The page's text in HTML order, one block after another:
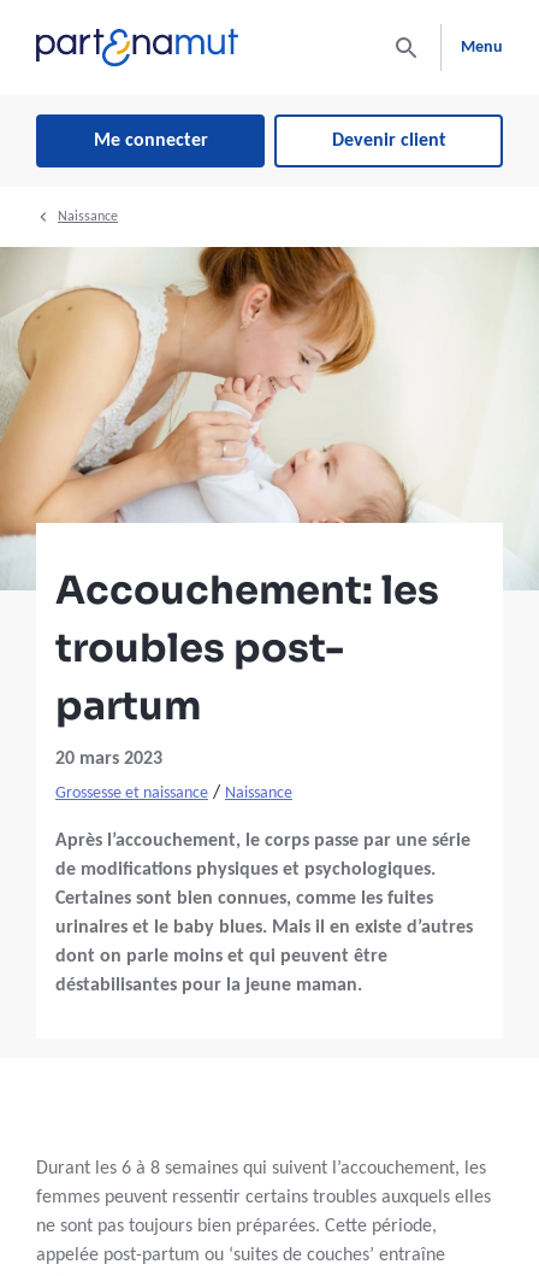
Menu
Me connecter Devenir client
Naissance
Accouchement: les
troubles post-
partum
20 mars 2023
Grossesse et naissance / Naissance
Après l’accouchement, le corps passe par une série
de modifications physiques et psychologiques.
Certaines sont bien connues, comme les fuites
urinaires et le baby blues. Mais il en existe d’autres
dont on parle moins et qui peuvent être
déstabilisantes pour la jeune maman.
Durant les 6 à 8 semaines qui suivent l’accouchement, les
femmes peuvent ressentir certains troubles auxquels elles
ne sont pas toujours bien préparées. Cette période,
appelée post-partum ou ‘suites de couches’ entraîne